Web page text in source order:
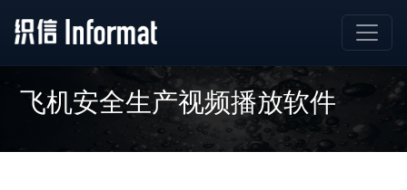
飞机安全生产视频播放软件